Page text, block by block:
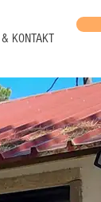
KONTAKT